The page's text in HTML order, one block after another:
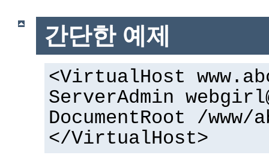
간단한 예제
<VirtualHost
ServerAdmin
DocumentRoot /www/
</VirtualHost>